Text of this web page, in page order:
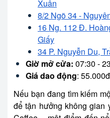
Xuân
8/2 Ngõ 34 -
16 Ng. 112 Đ.
Giấy
34 P. Nguyễn Du,
Giờ mở cửa: 07:30 -
Giá dao động:
Nếu bạn đang tìm kiếm
để tận hưởng không